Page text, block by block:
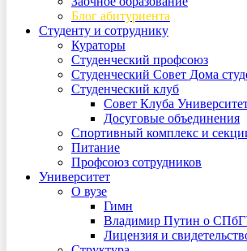
Блог абитуриента
Студенту и сотруднику
Кураторы
Студенческий профсоюз
Студенческий Совет Дома
Студенческий клуб
Совет Клуба
Досуговые объединения
Спортивный комплекс и
Питание
Профсоюз сотрудников
Университет
О вузе
Гимн
Владимир Путин о
Лицензия и